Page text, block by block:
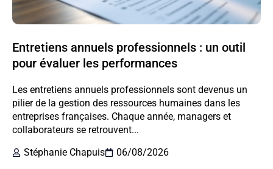
Entretiens annuels professionnels : un outil
pour évaluer les performances
Les entretiens annuels professionnels sont devenus un
pilier de la gestion des ressources humaines dans les
entreprises françaises. Chaque année, managers et
collaborateurs se retrouvent...
Stéphanie Chapuis
06/08/2026